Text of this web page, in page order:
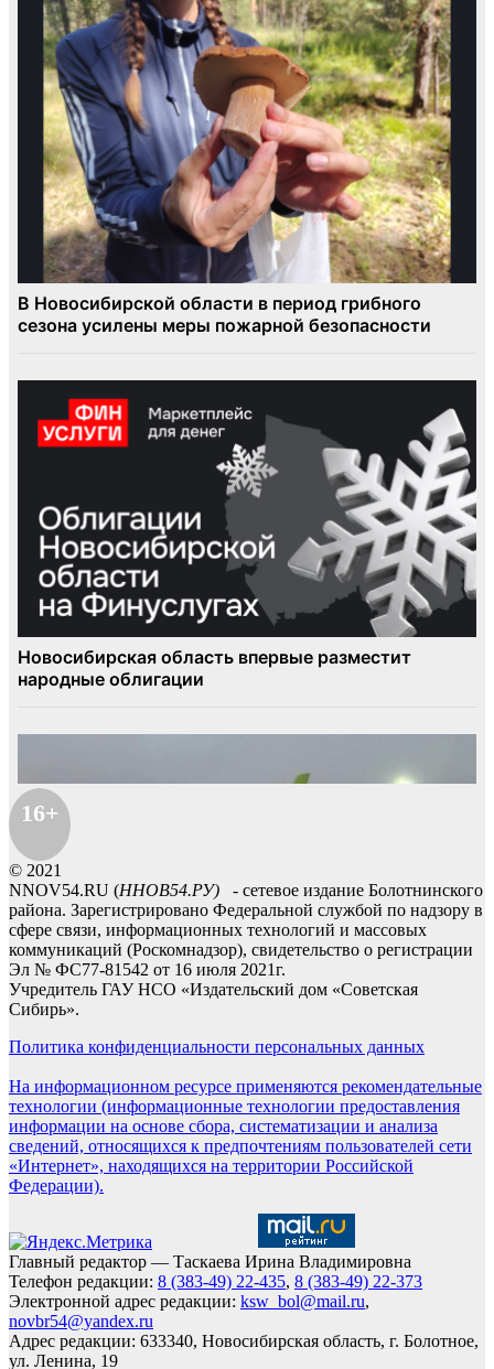
16+
© 2021
NNOV54.RU (ННОВ54.РУ) - сетевое издание Болотнинского
района. Зарегистрировано Федеральной службой по надзору в
сфере связи, информационных технологий и массовых
коммуникаций (Роскомнадзор), свидетельство о регистрации
Эл № ФС77-81542 от 16 июля 2021г.
Учредитель ГАУ НСО «Издательский дом «Советская
Сибирь».
Политика конфиденциальности персональных данных
На информационном ресурсе применяются рекомендательные
технологии (информационные технологии предоставления
информации на основе сбора, систематизации и анализа
сведений, относящихся к предпочтениям пользователей сети
«Интернет», находящихся на территории Российской
Федерации).
Главный редактор — Таскаева Ирина Владимировна
Телефон редакции: 8 (383-49) 22-435, 8 (383-49) 22-373
Электронной адрес редакции: ksw_bol@mail.ru,
novbr54@yandex.ru
Адрес редакции: 633340, Новосибирская область, г. Болотное,
ул. Ленина, 19